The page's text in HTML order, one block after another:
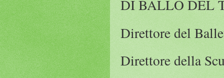
DI BALLO DEL
Direttore del
Direttore della